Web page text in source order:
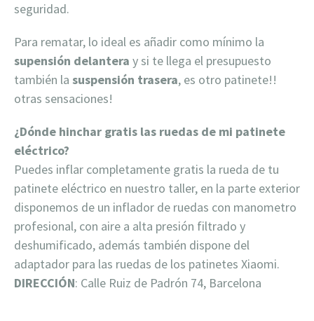
seguridad.
Para rematar, lo ideal es añadir como mínimo la
supensión delantera y si te llega el presupuesto
también la suspensión trasera, es otro patinete!!
otras sensaciones!
¿Dónde hinchar gratis las ruedas de mi patinete
eléctrico?
Puedes inflar completamente gratis la rueda de tu
patinete eléctrico en nuestro taller, en la parte exterior
disponemos de un inflador de ruedas con manometro
profesional, con aire a alta presión filtrado y
deshumificado, además también dispone del
adaptador para las ruedas de los patinetes Xiaomi.
DIRECCIÓN: Calle Ruiz de Padrón 74, Barcelona